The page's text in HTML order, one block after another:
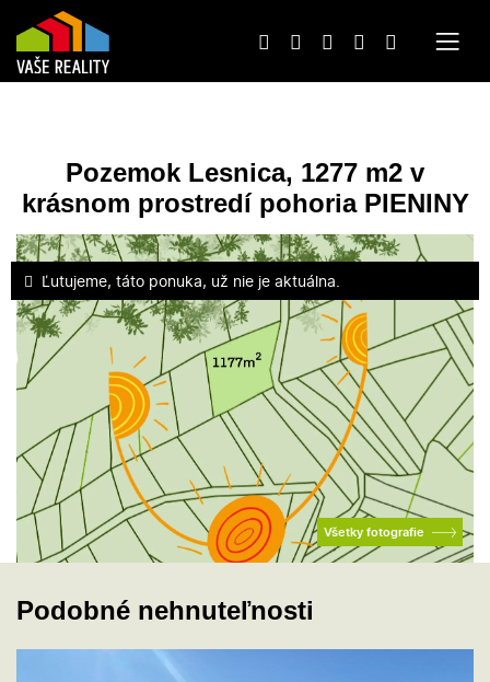
Pozemok Lesnica, 1277 m2 v
krásnom prostredí pohoria PIENINY
Ľutujeme, táto ponuka, už nie je aktuálna.
Všetky fotografie
Podobné nehnuteľnosti